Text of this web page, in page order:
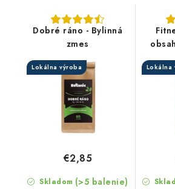
Dobré ráno - Bylinná
zmes
Lokálna výroba
Skladom (>5 balenie)
€2,85
Lokálna